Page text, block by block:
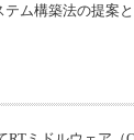
ム構築法の提案